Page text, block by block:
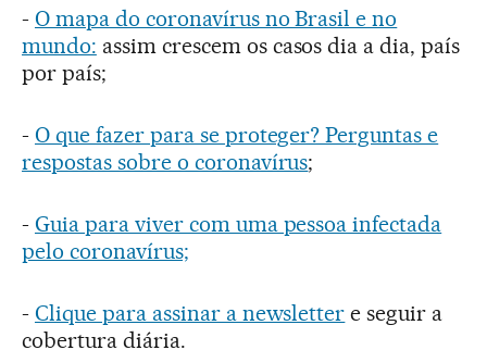
- O mapa do coronavírus no Brasil e no
mundo: assim crescem os casos dia a dia, país
por país;
- O que fazer para se proteger? Perguntas e
respostas sobre o coronavírus;
- Guia para viver com uma pessoa infectada
pelo coronavírus;
- Clique para assinar a newsletter e seguir a
cobertura diária.